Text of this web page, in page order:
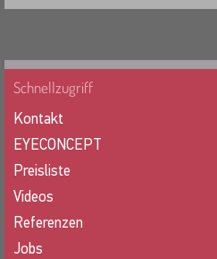
Schnellzugriff
Kontakt
EYECONCEPT
Preisliste
Videos
Referenzen
Jobs